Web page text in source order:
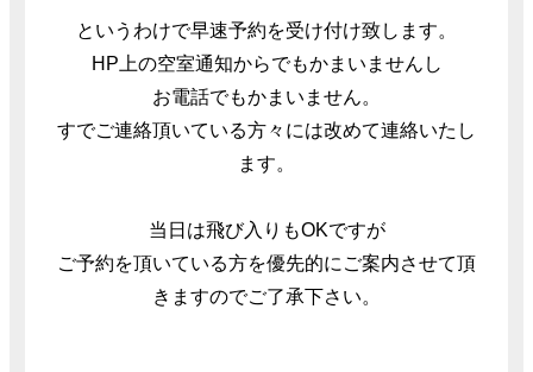
というわけで早速予約を受け付け致します。
HP上の空室通知からでもかまいませんし
お電話でもかまいません。
すでご連絡頂いている方々には改めて連絡いたし
ます。
当日は飛び入りもOKですが
ご予約を頂いている方を優先的にご案内させて頂
きますのでご了承下さい。